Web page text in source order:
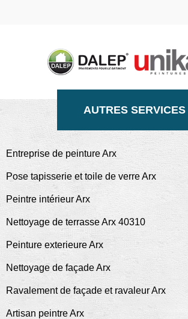
AUTRES SERVICES
Entreprise de peinture Arx
Pose tapisserie et toile de verre Arx
Peintre intérieur Arx
Nettoyage de terrasse Arx 40310
Peinture exterieure Arx
Nettoyage de façade Arx
Ravalement de façade et ravaleur Arx
Artisan peintre Arx